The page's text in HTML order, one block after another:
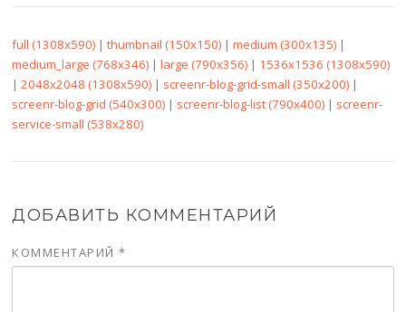
full (1308x590) |thumbnail (150x150) |medium (300x135) |
medium_large (768x346) |large (790x356) | 1536x1536 (1308x590)
|2048x2048 (1308x590) | screenr-blog-grid-small (350x200) |
screenr-blog-grid (540x300) | screenr-blog-list (790x400) | screenr-
service-small (538x280)
ДОБАВИТЬ КОММЕНТАРИЙ
КОММЕНТАРИЙ*